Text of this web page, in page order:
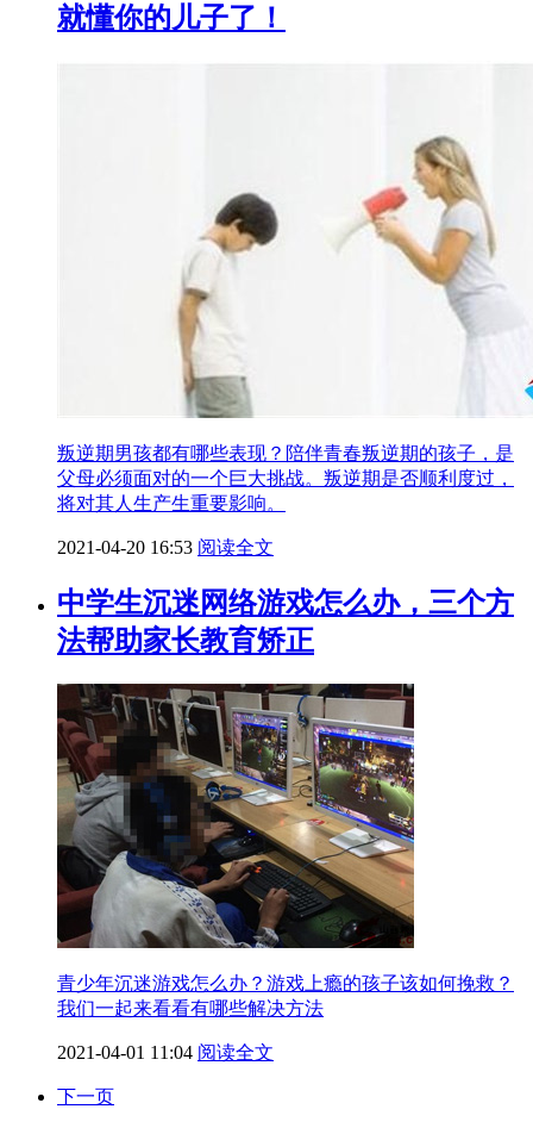
就懂你的儿子了！
叛逆期男孩都有哪些表现？陪伴青春叛逆期的孩子，是
父母必须面对的一个巨大挑战。叛逆期是否顺利度过，
将对其人生产生重要影响。
2021-04-20 16:53 阅读全文
中学生沉迷网络游戏怎么办，三个方
法帮助家长教育矫正
青少年沉迷游戏怎么办？游戏上瘾的孩子该如何挽救？
我们一起来看看有哪些解决方法
2021-04-01 11:04 阅读全文
下一页